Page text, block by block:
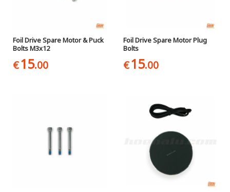
Foil Drive Spare Motor & Puck
Bolts M3x12
€15.00
Foil Drive Spare Motor Plug
Bolts
€15.00